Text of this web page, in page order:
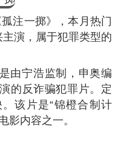
注一掷》，本月热门
主演，属于犯罪类型的
由宁浩监制，申奥编
的反诈骗犯罪片。定
该片是“锦橙合制计
影内容之一。